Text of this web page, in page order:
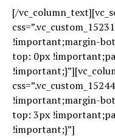
[/
!important;margin-
top: 0px
!important;margin-
top: 3px
!important;}”]